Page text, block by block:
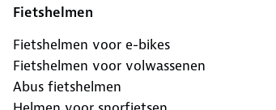
Fietshelmen
Fietshelmen voor e-bikes
Fietshelmen voor volwassenen
Abus fietshelmen